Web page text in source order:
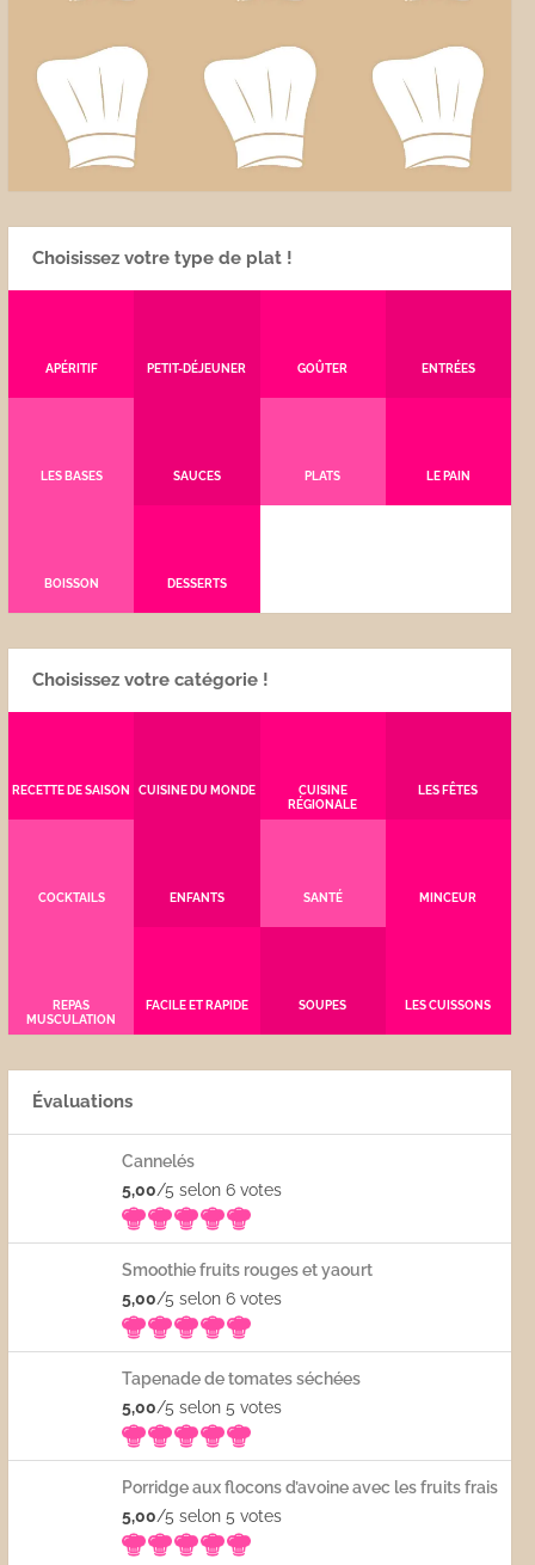
Choisissez votre type de plat !
APÉRITIF PETIT-DÉJEUNER GOÛTER ENTRÉES
LES BASES SAUCES PLATS LE PAIN
BOISSON DESSERTS
Choisissez votre catégorie !
RECETTE DE SAISON CUISINE DU MONDE
CUISINE
RÉGIONALE
LES FÊTES
COCKTAILS ENFANTS SANTÉ MINCEUR
REPAS
MUSCULATION
FACILE ET RAPIDE SOUPES LES CUISSONS
Évaluations
Cannelés
5,00/5 selon 6votes
Smoothie fruits rouges et yaourt
5,00/5 selon 6votes
Tapenade de tomates séchées
5,00/5 selon 5votes
Porridge aux flocons d’avoine avec les fruits frais
5,00/5 selon 5votes